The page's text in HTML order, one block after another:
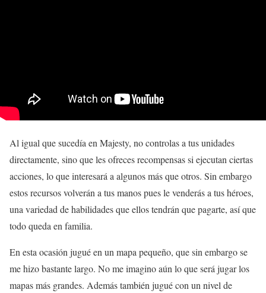
Al igual que sucedía en Majesty, no controlas a tus unidades
directamente, sino que les ofreces recompensas si ejecutan ciertas
acciones, lo que interesará a algunos más que otros. Sin embargo
estos recursos volverán a tus manos pues le venderás a tus héroes,
una variedad de habilidades que ellos tendrán que pagarte, así que
todo queda en familia.
En esta ocasión jugué en un mapa pequeño, que sin embargo se
me hizo bastante largo. No me imagino aún lo que será jugar los
mapas más grandes. Además también jugué con un nivel de